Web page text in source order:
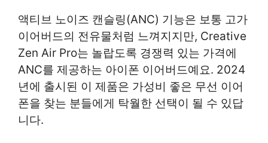
액티브 노이즈 캔슬링(ANC) 기능은 보통 고가
이어버드의 전유물처럼 느껴지지만, Creative
Zen Air Pro는 놀랍도록 경쟁력 있는 가격에
ANC를 제공하는 아이폰 이어버드예요. 2024
년에 출시된 이 제품은 가성비 좋은 무선 이어
폰을 찾는 분들에게 탁월한 선택이 될 수 있답
니다.